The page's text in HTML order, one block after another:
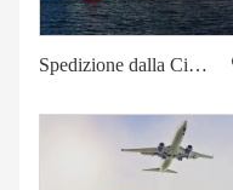
Spedizione dalla Cina al Kenya via mare e via aerea